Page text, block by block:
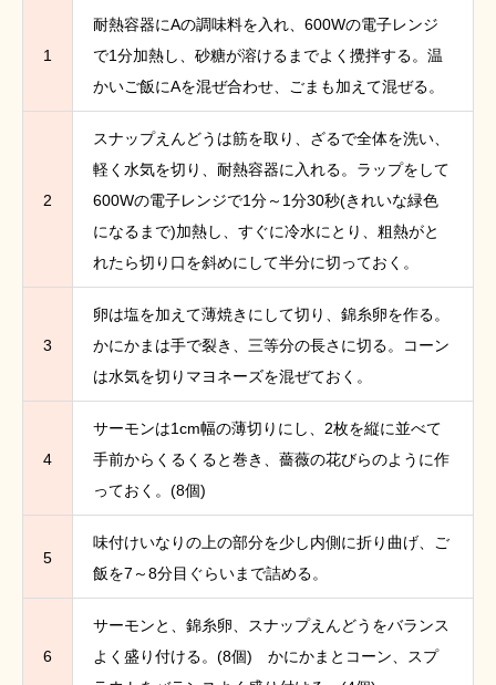
1
耐熱容器にAの調味料を入れ、600Wの電子レンジ
で1分加熱し、砂糖が溶けるまでよく攪拌する。温
かいご飯にAを混ぜ合わせ、ごまも加えて混ぜる。
2
スナップえんどうは筋を取り、ざるで全体を洗い、
軽く水気を切り、耐熱容器に入れる。ラップをして
600Wの電子レンジで1分～1分30秒(きれいな緑色
になるまで)加熱し、すぐに冷水にとり、粗熱がと
れたら切り口を斜めにして半分に切っておく。
3
卵は塩を加えて薄焼きにして切り、錦糸卵を作る。
かにかまは手で裂き、三等分の長さに切る。コーン
は水気を切りマヨネーズを混ぜておく。
4
サーモンは1cm幅の薄切りにし、2枚を縦に並べて
手前からくるくると巻き、薔薇の花びらのように作
っておく。(8個)
5
味付けいなりの上の部分を少し内側に折り曲げ、ご
飯を7～8分目ぐらいまで詰める。
6
サーモンと、錦糸卵、スナップえんどうをバランス
よく盛り付ける。(8個) かにかまとコーン、スプ